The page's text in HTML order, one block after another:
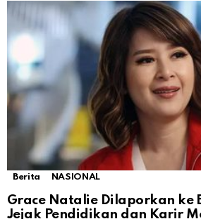
Berita NASIONAL
Grace Natalie Dilaporkan ke
Jejak Pendidikan dan Karir